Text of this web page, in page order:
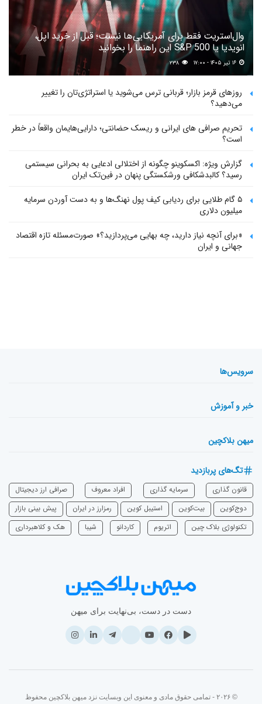
وال‌استریت فقط برای آمریکایی‌ها نیست؛ قبل از خرید اپل،
انویدیا یا S&P 500 این راهنما را بخوانید
۲۳۸
روزهای قرمز بازار؛ قربانی ترس می‌شوید یا استراتژی‌تان را تغییر
می‌دهید؟
تحریم صرافی های ایرانی و ریسک حضانتی؛ دارایی‌هایمان واقعاً در خطر
است؟
گزارش ویژه: اکسکوینو چگونه از اختلالی ادعایی به بحرانی سیستمی
رسید؟ کالبدشکافی ورشکستگی پنهان در فین‌تک ایران
۵ گام طلایی برای ردیابی کیف پول‌ نهنگ‌ها و به دست آوردن سرمایه
میلیون دلاری
«برای آنچه نیاز دارید، چه بهایی می‌پردازید؟» صورت‌مسئله تازه اقتصاد
جهانی و ایران
سرویس‌ها
خبر و آموزش
میهن بلاکچین
تگ‌های پربازدید
قانون گذاری سرمایه‌ گذاری افراد معروف
صرافی ارز دیجیتال
دوج‌کوین
بیت‌کوین استیبل کوین رمزارز در ایران
پیش بینی بازار
تکنولوژی بلاک چین
اتریوم ‌کاردانو شیبا هک و کلاهبرداری
دست در دست، بی‌نهایت برای میهن
© ۲۰۲۶ - تمامی حقوق مادی و معنوی این وبسایت نزد میهن بلاکچین محفوظ